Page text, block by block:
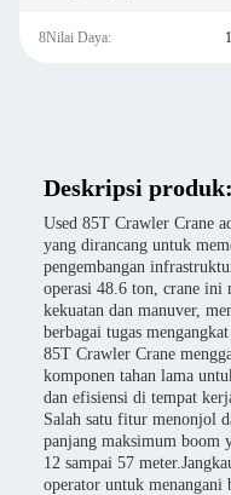
8Nilai Daya:
Deskripsi produk:
Used 85T Crawler Crane
yang dirancang untuk
pengembangan
operasi 48.6 ton, crane ini
kekuatan dan manuver,
berbagai tugas
85T Crawler Crane
komponen tahan lama
dan efisiensi di tempat
Salah satu fitur menonjol
panjang maksimum boom
12 sampai 57
operator untuk menangani